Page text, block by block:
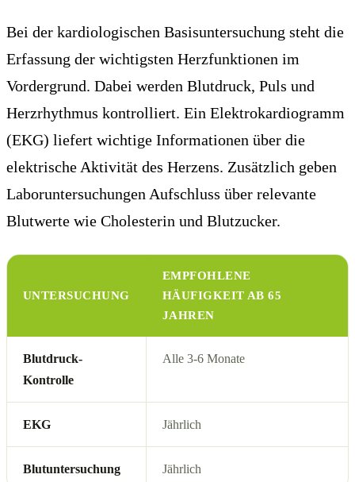
Bei der kardiologischen Basisuntersuchung steht die
Erfassung der wichtigsten Herzfunktionen im
Vordergrund. Dabei werden Blutdruck, Puls und
Herzrhythmus kontrolliert. Ein Elektrokardiogramm
(EKG) liefert wichtige Informationen über die
elektrische Aktivität des Herzens. Zusätzlich geben
Laboruntersuchungen Aufschluss über relevante
Blutwerte wie Cholesterin und Blutzucker.
UNTERSUCHUNG
EMPFOHLENE
HÄUFIGKEIT AB 65
JAHREN
Blutdruck-
Kontrolle
Alle 3-6 Monate
EKG Jährlich
Blutuntersuchung Jährlich